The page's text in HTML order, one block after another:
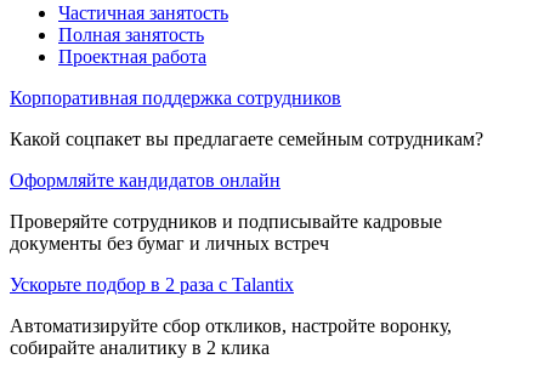
Частичная занятость
Полная занятость
Проектная работа
Корпоративная поддержка сотрудников
Какой соцпакет вы предлагаете семейным сотрудникам?
Оформляйте кандидатов онлайн
Проверяйте сотрудников и подписывайте кадровые
документы без бумаг и личных встреч
Ускорьте подбор в 2 раза с Talantix
Автоматизируйте сбор откликов, настройте воронку,
собирайте аналитику в 2 клика